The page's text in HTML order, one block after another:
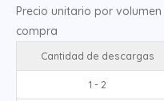
Precio unitario por
compra
Cantidad de descargas
1 - 2